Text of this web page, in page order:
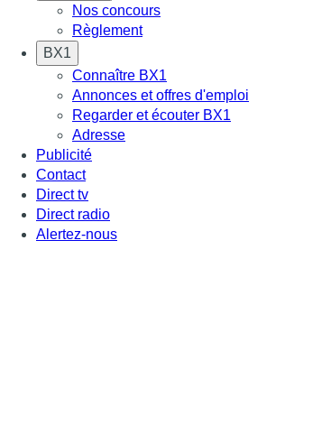
Nos concours
Règlement
BX1
Connaître BX1
Annonces et offres d'emploi
Regarder et écouter BX1
Adresse
Publicité
Contact
Direct tv
Direct radio
Alertez-nous